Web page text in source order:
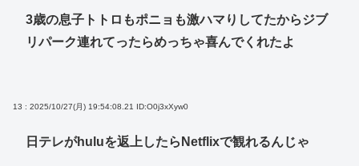
3歳の息子トトロもポニョも激ハマりしてたからジブ
リパーク連れてったらめっちゃ喜んでくれたよ
13 : 2025/10/27(月) 19:54:08.21 ID:O0j3xXyw0
日テレがhuluを返上したらNetflixで観れるんじゃ